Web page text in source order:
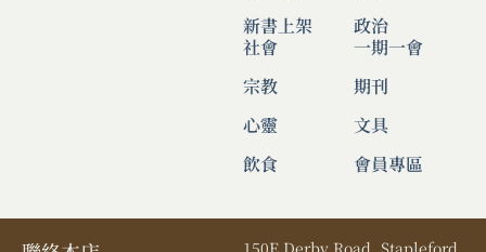
新書上架
政治
社會
宗教
心靈
飲食
一期一會
期刊
文具
會員專區
150E Derby Road, Stapleford,